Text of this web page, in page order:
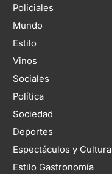
Policiales
Mundo
Estilo
Vinos
Sociales
Política
Sociedad
Deportes
Espectáculos y Cultura
Estilo Gastronomía